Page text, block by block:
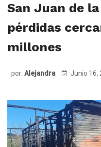
San Juan de
pérdidas
millones
por: Alejandra Junio 16,